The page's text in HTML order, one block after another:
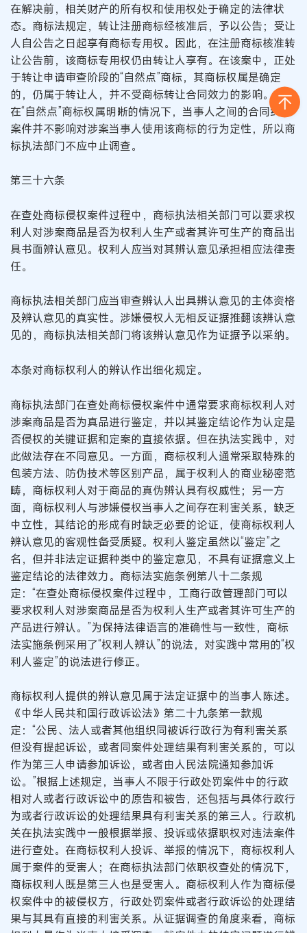
在解决前，相关财产的所有权和使用权处于确定的法律状
态。商标法规定，转让注册商标经核准后，予以公告；受让
人自公告之日起享有商标专用权。因此，在注册商标核准转
让公告前，该商标专用权仍由转让人享有。在该案中，正处
于转让申请审查阶段的“自然点”商标，其商标权属是确定
的，仍属于转让人，并不受商标转让合同效力的影响。
在“自然点”商标权属明晰的情况下，当事人之间的合同纠纷
案件并不影响对涉案当事人使用该商标的行为定性，所以商
标执法部门不应中止调查。
第三十六条
在查处商标侵权案件过程中，商标执法相关部门可以要求权
利人对涉案商品是否为权利人生产或者其许可生产的商品出
具书面辨认意见。权利人应当对其辨认意见承担相应法律责
任。
商标执法相关部门应当审查辨认人出具辨认意见的主体资格
及辨认意见的真实性。涉嫌侵权人无相反证据推翻该辨认意
见的，商标执法相关部门将该辨认意见作为证据予以采纳。
本条对商标权利人的辨认作出细化规定。
商标执法部门在查处商标侵权案件中通常要求商标权利人对
涉案商品是否为真品进行鉴定，并以其鉴定结论作为认定是
否侵权的关键证据和定案的直接依据。但在执法实践中，对
此做法存在不同意见。一方面，商标权利人通常采取特殊的
包装方法、防伪技术等区别产品，属于权利人的商业秘密范
畴，商标权利人对于商品的真伪辨认具有权威性；另一方
面，商标权利人与涉嫌侵权当事人之间存在利害关系，缺乏
中立性，其结论的形成有时缺乏必要的论证，使商标权利人
辨认意见的客观性备受质疑。权利人鉴定虽然以“鉴定”之
名，但并非法定证据种类中的鉴定意见，不具有证据意义上
鉴定结论的法律效力。商标法实施条例第八十二条规
定：“在查处商标侵权案件过程中，工商行政管理部门可以
要求权利人对涉案商品是否为权利人生产或者其许可生产的
产品进行辨认。”为保持法律语言的准确性与一致性，商标
法实施条例采用了“权利人辨认”的说法，对实践中常用的“权
利人鉴定”的说法进行修正。
商标权利人提供的辨认意见属于法定证据中的当事人陈述。
《中华人民共和国行政诉讼法》第二十九条第一款规
定：“公民、法人或者其他组织同被诉行政行为有利害关系
但没有提起诉讼，或者同案件处理结果有利害关系的，可以
作为第三人申请参加诉讼，或者由人民法院通知参加诉
讼。”根据上述规定，当事人不限于行政处罚案件中的行政
相对人或者行政诉讼中的原告和被告，还包括与具体行政行
为或者行政诉讼的处理结果具有利害关系的第三人。行政机
关在执法实践中一般根据举报、投诉或依据职权对违法案件
进行查处。在商标权利人投诉、举报的情况下，商标权利人
属于案件的受害人；在商标执法部门依职权查处的情况下，
商标权利人既是第三人也是受害人。商标权利人作为商标侵
权案件中的被侵权方，行政处罚案件或者行政诉讼的处理结
果与其具有直接的利害关系。从证据调查的角度来看，商标